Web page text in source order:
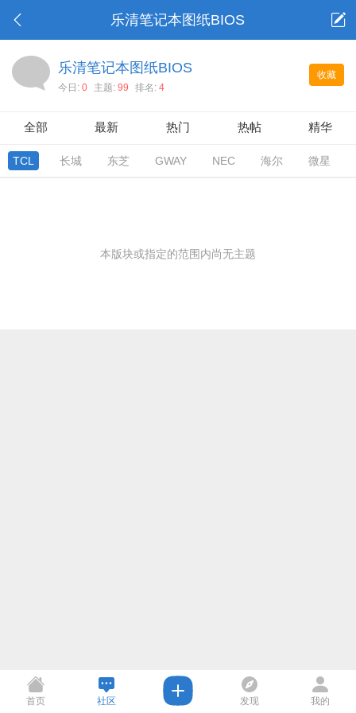
乐清笔记本图纸BIOS
收藏
乐清笔记本图纸BIOS
今日: 0 主题: 99 排名: 4
全部 最新 热门 热帖 精华
TCL 长城 东芝 GWAY NEC 海尔 微星
本版块或指定的范围内尚无主题
首页 社区 发现 我的